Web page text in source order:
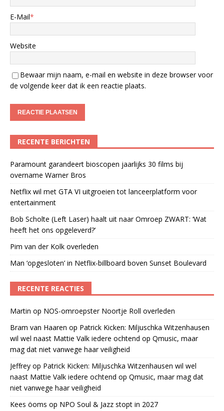
E-Mail*
Website
Bewaar mijn naam, e-mail en website in deze browser voor
de volgende keer dat ik een reactie plaats.
RECENTE BERICHTEN
Paramount garandeert bioscopen jaarlijks 30 films bij
overname Warner Bros
Netflix wil met GTA VI uitgroeien tot lanceerplatform voor
entertainment
Bob Scholte (Left Laser) haalt uit naar Omroep ZWART: ‘Wat
heeft het ons opgeleverd?’
Pim van der Kolk overleden
Man ‘opgesloten’ in Netflix-billboard boven Sunset Boulevard
RECENTE REACTIES
Martin op NOS-omroepster Noortje Roll overleden
Bram van Haaren op Patrick Kicken: Miljuschka Witzenhausen
wil wel naast Mattie Valk iedere ochtend op Qmusic, maar
mag dat niet vanwege haar veiligheid
Jeffrey op Patrick Kicken: Miljuschka Witzenhausen wil wel
naast Mattie Valk iedere ochtend op Qmusic, maar mag dat
niet vanwege haar veiligheid
Kees öoms op NPO Soul & Jazz stopt in 2027